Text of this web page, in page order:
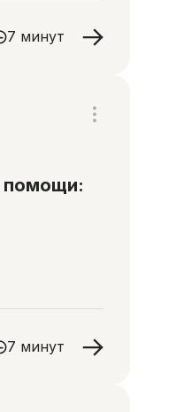
7 минут
помощи:
7 минут